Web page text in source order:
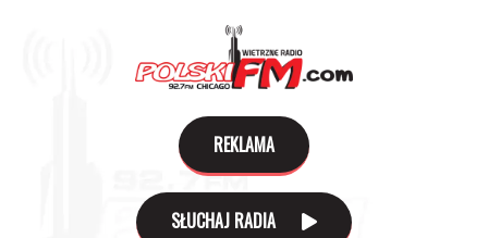
REKLAMA
SŁUCHAJ RADIA